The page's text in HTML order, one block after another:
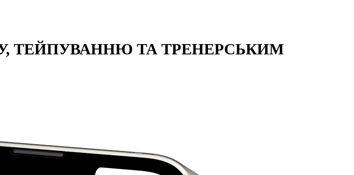
ТЕЙПУВАННЮ ТА ТРЕНЕРСЬКИМ